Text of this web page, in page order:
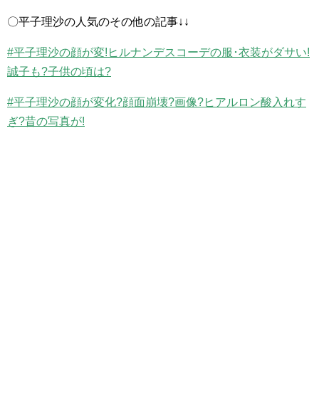
〇平子理沙の人気のその他の記事↓↓
#平子理沙の顔が変!ヒルナンデスコーデの服･衣装がダサい!
誠子も?子供の頃は?
#平子理沙の顔が変化?顔面崩壊?画像?ヒアルロン酸入れす
ぎ?昔の写真が!